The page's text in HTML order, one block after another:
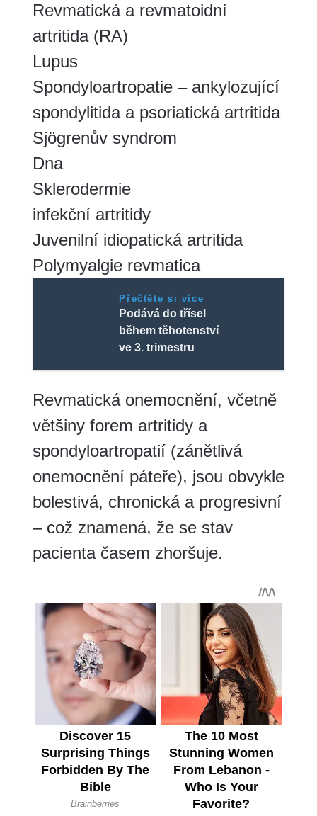
Revmatická a revmatoidní
artritida (RA)
Lupus
Spondyloartropatie – ankylozující
spondylitida a psoriatická artritida
Sjögrenův syndrom
Dna
Sklerodermie
infekční artritidy
Juvenilní idiopatická artritida
Polymyalgie revmatica
Přečtěte si více
Podává do třísel
během těhotenství
ve 3. trimestru
Revmatická onemocnění, včetně
většiny forem artritidy a
spondyloartropatií (zánětlivá
onemocnění páteře), jsou obvykle
bolestivá, chronická a progresivní
– což znamená, že se stav
pacienta časem zhoršuje.